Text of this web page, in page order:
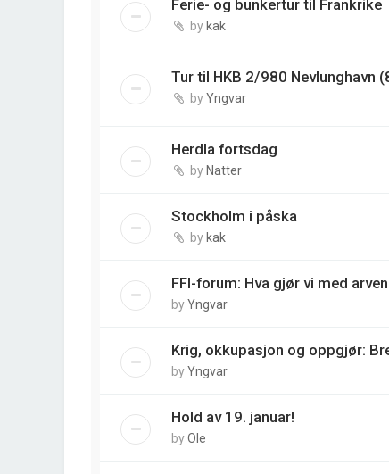
Ferie- og bunkertur til Frankrike
by kak
Tur til HKB 2/980 Nevlunghavn
byYngvar
Herdla fortsdag
by Natter
Stockholm i påska
by kak
FFI-forum: Hva gjør vi med
byYngvar
Krig, okkupasjon og oppgjør:
byYngvar
Hold av 19. januar!
byOle